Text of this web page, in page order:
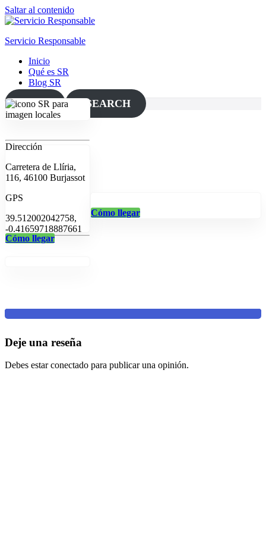
Saltar al contenido
Servicio Responsable
Inicio
Qué es SR
Blog SR
MAP SEARCH
Dirección
Carretera de Llíria,
116, 46100 Burjassot
GPS
39.512002042758,
-0.41659718887661
Cómo llegar
Cómo llegar
Deje una reseña
Debes estar conectado para publicar una opinión.